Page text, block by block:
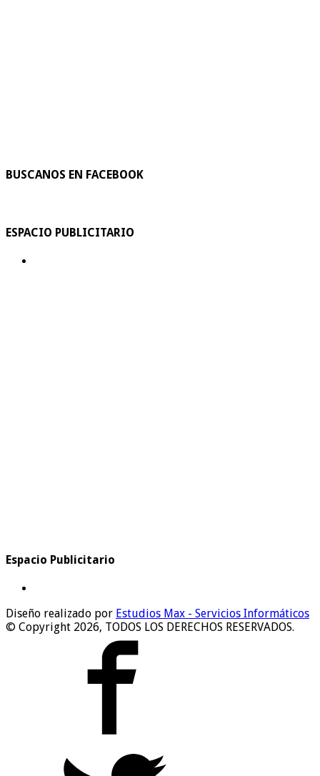
BUSCANOS EN FACEBOOK
ESPACIO PUBLICITARIO
Espacio Publicitario
Diseño realizado por Estudios Max - Servicios Informáticos
© Copyright 2026, TODOS LOS DERECHOS RESERVADOS.